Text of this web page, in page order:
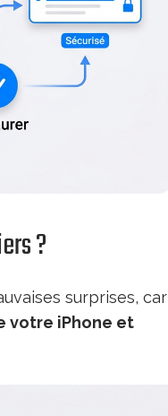
?
surprises, car
votre iPhone et